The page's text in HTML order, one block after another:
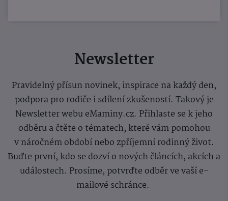
Newsletter
Pravidelný přísun novinek, inspirace na každý den,
podpora pro rodiče i sdílení zkušeností. Takový je
Newsletter webu eMaminy.cz. Přihlaste se k jeho
odběru a čtěte o tématech, které vám pomohou
v náročném období nebo zpříjemní rodinný život.
Buďte první, kdo se dozví o nových článcích, akcích a
událostech. Prosíme, potvrďte odběr ve vaší e-
mailové schránce.